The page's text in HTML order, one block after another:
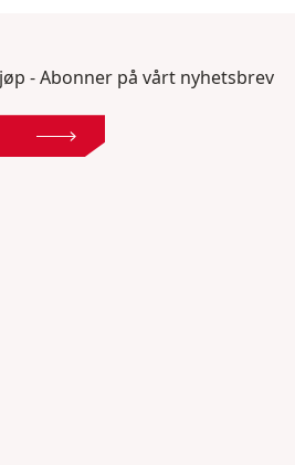
- Abonner på vårt nyhetsbrev